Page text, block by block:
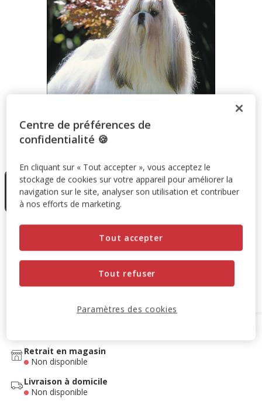
1 unité
En rupture
de stock
15.90€
Temporairement en rupture de stock
Découvrir des produits similaires
Retrait en magasin
Non disponible
Livraison à domicile
Non disponible
Centre de préférences de
confidentialité 🍪
En cliquant sur « Tout accepter », vous acceptez le
stockage de cookies sur votre appareil pour améliorer la
navigation sur le site, analyser son utilisation et contribuer
à nos efforts de marketing.
Tout refuser
Tout accepter
Paramètres des cookies